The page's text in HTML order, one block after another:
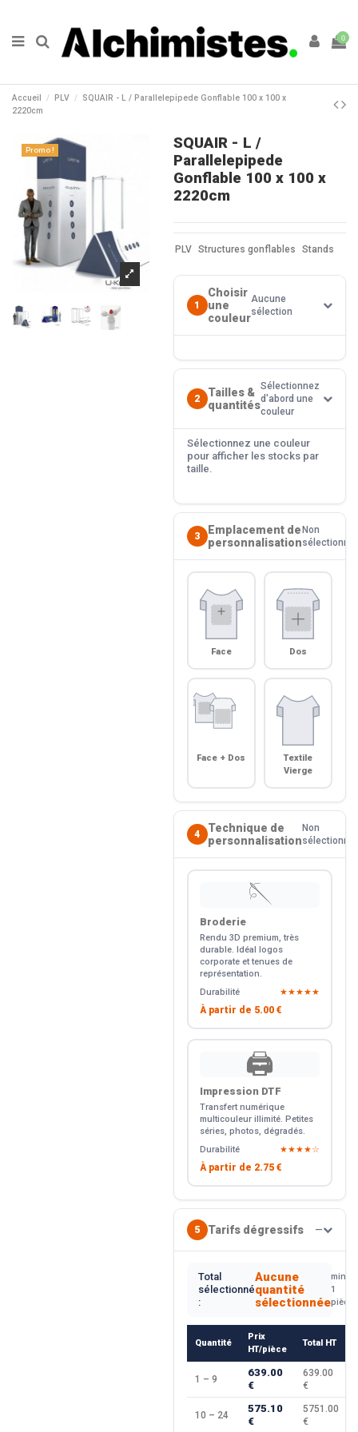
0
Accueil PLV
SQUAIR - L / Parallelepipede Gonflable 100 x 100 x
2220cm
Promo !
SQUAIR - L /
Parallelepipede
Gonflable 100 x 100 x
2220cm
PLV Structures gonflables Stands
1
Choisir
une
couleur
Aucune
sélection
2
Tailles &
quantités
Sélectionnez
d'abord une
couleur
Sélectionnez une couleur
pour afficher les stocks par
taille.
3
Emplacement de
personnalisation
Non
sélectionné
Face Dos
Face + Dos
Textile
Vierge
4
Technique de
personnalisation
Non
sélectionné
🪡
Broderie
Rendu 3D premium, très
durable. Idéal logos
corporate et tenues de
représentation.
Durabilité
★★★★★
À partir de 5.00 €
🖨️
Impression DTF
Transfert numérique
multicouleur illimité. Petites
séries, photos, dégradés.
Durabilité
★★★★☆
À partir de 2.75 €
5 Tarifs dégressifs —
Total
sélectionné
:
Aucune
quantité
sélectionnée
min.
1
pièce
Quantité
Prix
HT/pièce
Total HT
1 – 9
639.00
€
639.00
€
10 – 24
575.10
€
5751.00
€